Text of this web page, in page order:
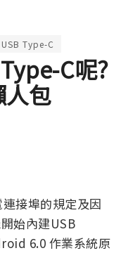
USB Type-C
C呢?
人包
接埠的規定及因
始內建USB
6.0 作業系統原